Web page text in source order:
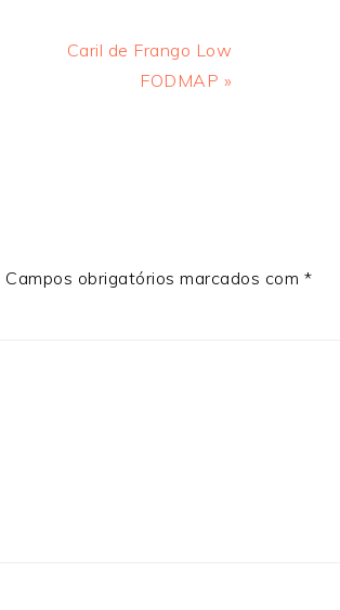
Next
Caril de Frango Low
FODMAP »
Campos obrigatórios marcados com *